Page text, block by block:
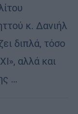
κ. Δανιήλ
διπλά, τόσο
αλλά και
…